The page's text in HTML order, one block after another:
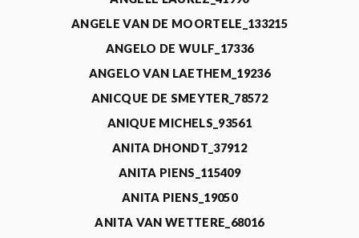
ANGELE VAN DE MOORTELE_133215
ANGELO DE WULF_17336
ANGELO VAN LAETHEM_19236
ANICQUE DE SMEYTER_78572
ANIQUE MICHELS_93561
ANITA DHONDT_37912
ANITA PIENS_115409
ANITA PIENS_19050
ANITA VAN WETTERE_68016